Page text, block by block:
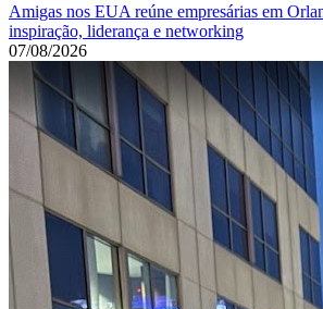
Amigas nos EUA reúne empresárias em
inspiração, liderança e networking
07/08/2026